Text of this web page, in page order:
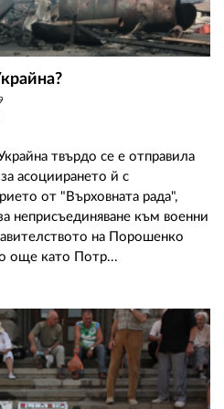
твърдо се е отправила
асоциирането й с
от "Върховната рада",
неприсъединяване към военни
на Порошенко
още като Потр...